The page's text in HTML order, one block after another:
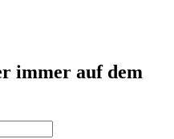
immer auf dem